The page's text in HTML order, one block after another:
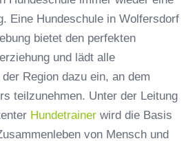
Eine Hundeschule in Wolfersdorf
bietet den perfekten
und lädt alle
Region dazu ein, an dem
teilzunehmen. Unter der Leitung
Hundetrainer wird die Basis
von Mensch und